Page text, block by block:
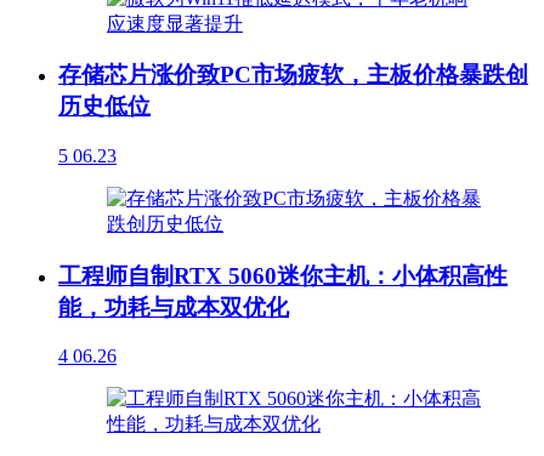
存储芯片涨价致PC市场疲软，主板价格暴跌创
历史低位
5 06.23
工程师自制RTX 5060迷你主机：小体积高性
能，功耗与成本双优化
4 06.26